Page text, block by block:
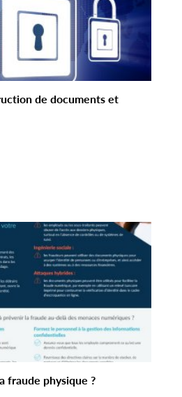
de documents et
fraude physique ?